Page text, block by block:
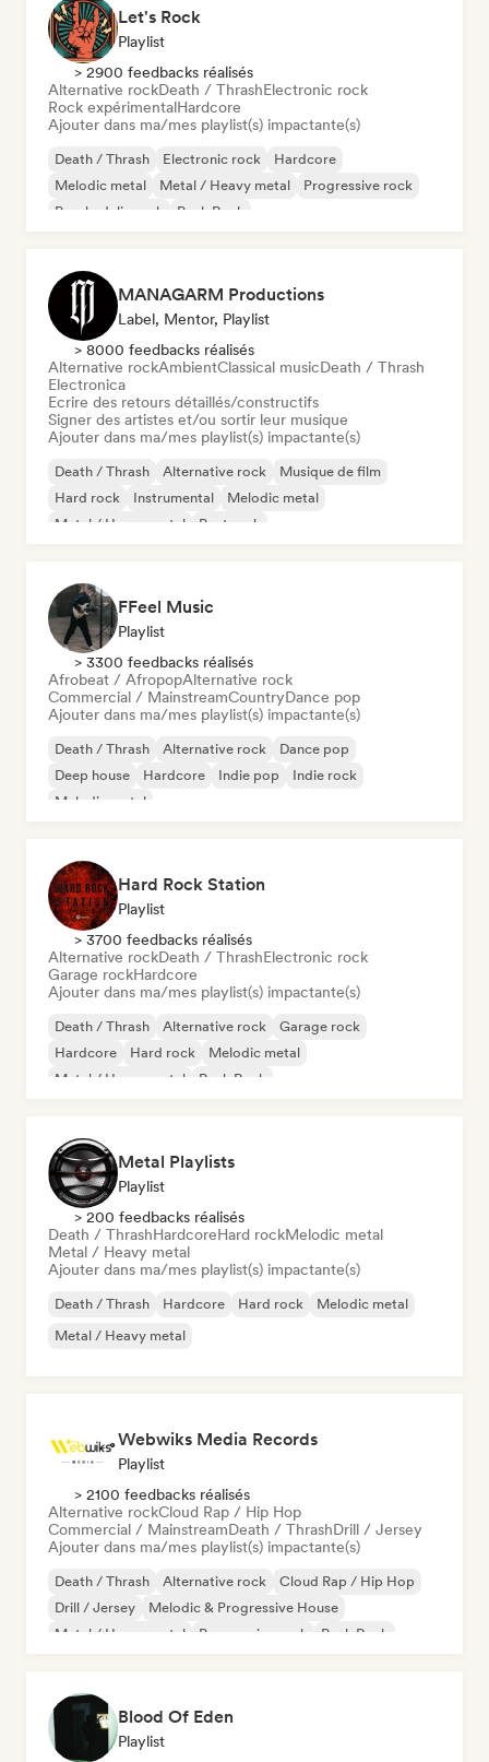
Let's Rock
Playlist
> 2900 feedbacks réalisés
Alternative rockDeath / ThrashElectronic rock
Rock expérimentalHardcore
Ajouter dans ma/mes playlist(s) impactante(s)
Death / Thrash Electronic rock
Hardcore
Melodic metal
Metal / Heavy metal
Progressive rock
Psychedelic rock
Punk Rock
MANAGARM Productions
Label, Mentor, Playlist
> 8000 feedbacks réalisés
Alternative rockAmbientClassical musicDeath / Thrash
Electronica
Ecrire des retours détaillés/constructifs
Signer des artistes et/ou sortir leur musique
Ajouter dans ma/mes playlist(s) impactante(s)
Death / Thrash Alternative rock
Musique de film
Hard rock
Instrumental
Melodic metal
Metal / Heavy metal
Post rock
FFeel Music
Playlist
> 3300 feedbacks réalisés
Afrobeat / AfropopAlternative rock
Commercial / MainstreamCountryDance pop
Ajouter dans ma/mes playlist(s) impactante(s)
Death / Thrash Alternative rock
Dance pop
Deep house
Hardcore Indie pop
Indie rock
Melodic metal
Hard Rock Station
Playlist
> 3700 feedbacks réalisés
Alternative rockDeath / ThrashElectronic rock
Garage rockHardcore
Ajouter dans ma/mes playlist(s) impactante(s)
Death / Thrash Alternative rock
Garage rock
Hardcore
Hard rock
Melodic metal
Metal / Heavy metal
Punk Rock
Metal Playlists
Playlist
> 200 feedbacks réalisés
Death / ThrashHardcoreHard rockMelodic metal
Metal / Heavy metal
Ajouter dans ma/mes playlist(s) impactante(s)
Death / Thrash Hardcore Hard rock
Melodic metal
Metal / Heavy metal
Webwiks Media Records
Playlist
> 2100 feedbacks réalisés
Alternative rockCloud Rap / Hip Hop
Commercial / MainstreamDeath / ThrashDrill / Jersey
Ajouter dans ma/mes playlist(s) impactante(s)
Death / Thrash Alternative rock
Cloud Rap / Hip Hop
Drill / Jersey
Melodic & Progressive House
Metal / Heavy metal
Progressive rock Punk Rock
Blood Of Eden
Playlist